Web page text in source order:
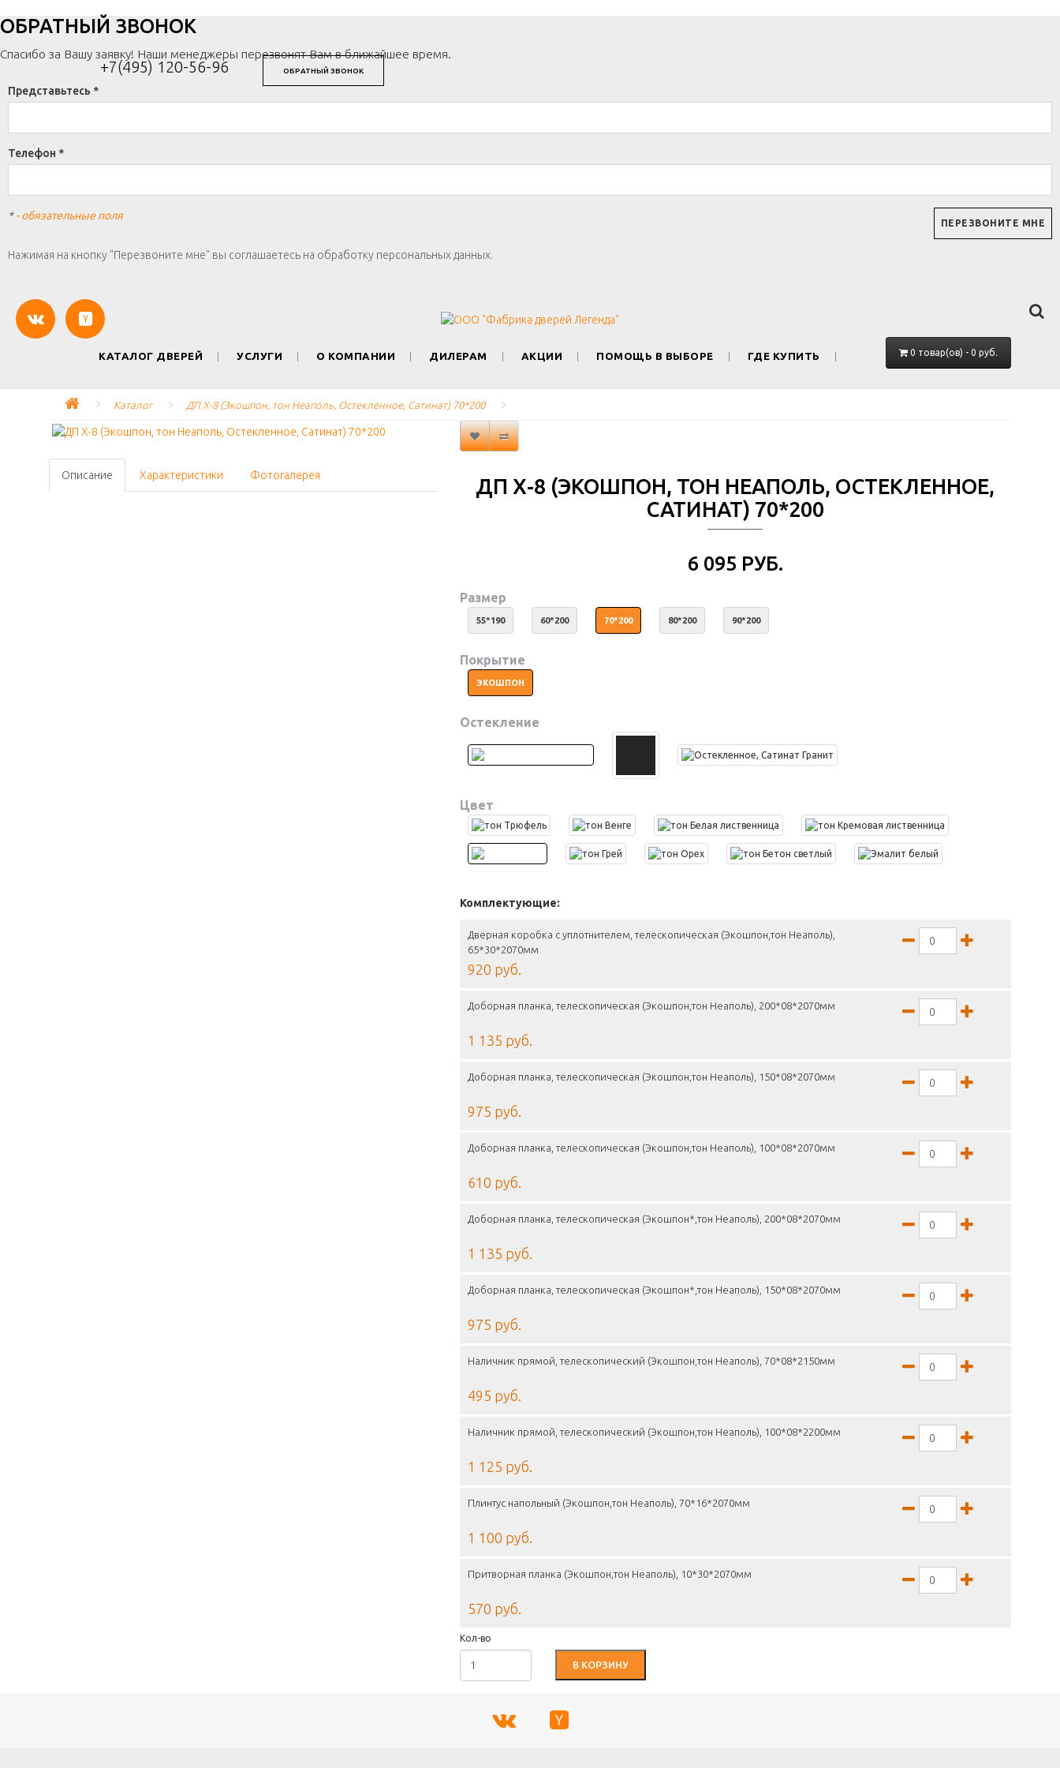
+7(495) 120-56-96 ОБРАТНЫЙ ЗВОНОК
ОБРАТНЫЙ ЗВОНОК
Спасибо за Вашу заявку! Наши менеджеры перезвонят Вам в ближайшее время.
Представьтесь *
Телефон *
*- обязательные поля
Нажимая на кнопку "Перезвоните мне" вы соглашаетесь на обработку персональных данных.
КАТАЛОГ ДВЕРЕЙ УСЛУГИ О КОМПАНИИ ДИЛЕРАМ АКЦИИ ПОМОЩЬ В ВЫБОРЕ ГДЕ КУПИТЬ 0 товар(ов) - 0 руб.
Каталог ДП Х-8 (Экошпон, тон Неаполь, Остекленное, Сатинат) 70*200
Описание Характеристики Фотогалерея
ДП Х-8 (ЭКОШПОН, ТОН НЕАПОЛЬ, ОСТЕКЛЕННОЕ,
САТИНАТ) 70*200
6 095 РУБ.
Размер
55*190 60*200 70*200 80*200 90*200
Покрытие
ЭКОШПОН
Остекление
Цвет
Комплектующие:
Дверная коробка с уплотнителем, телескопическая (Экошпон,тон Неаполь),
65*30*2070мм
920 руб.
Доборная планка, телескопическая (Экошпон,тон Неаполь), 200*08*2070мм
1 135 руб.
Доборная планка, телескопическая (Экошпон,тон Неаполь), 150*08*2070мм
975 руб.
Доборная планка, телескопическая (Экошпон,тон Неаполь), 100*08*2070мм
610 руб.
Доборная планка, телескопическая (Экошпон*,тон Неаполь), 200*08*2070мм
1 135 руб.
Доборная планка, телескопическая (Экошпон*,тон Неаполь), 150*08*2070мм
975 руб.
Наличник прямой, телескопический (Экошпон,тон Неаполь), 70*08*2150мм
495 руб.
Наличник прямой, телескопический (Экошпон,тон Неаполь), 100*08*2200мм
1 125 руб.
Плинтус напольный (Экошпон,тон Неаполь), 70*16*2070мм
1 100 руб.
Притворная планка (Экошпон,тон Неаполь), 10*30*2070мм
570 руб.
Кол-во
В КОРЗИНУ